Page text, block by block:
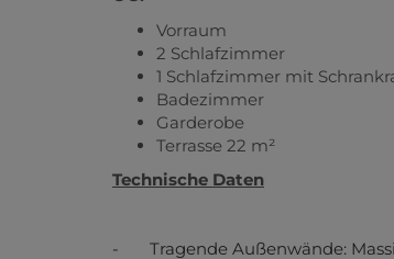
Vorraum
2 Schlafzimmer
1 Schlafzimmer mit
Badezimmer
Garderobe
Terrasse 22 m²
Technische Daten
- Tragende Außenwände: